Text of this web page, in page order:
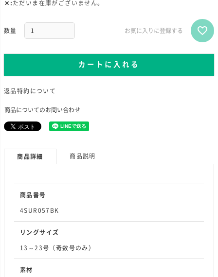
✕
ただいま在庫がございません。
お気に入りに登録する
カートに入れる
返品特約について
商品についてのお問い合わせ
商品詳細 商品説明
商品番号
4SUR057BK
リングサイズ
13～23号（奇数号のみ）
素材